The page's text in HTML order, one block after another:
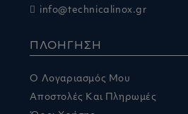
info@technicalinox.gr
ΠΛΟΗΓΗΣΗ
Ο Λογαριασμός Μου
Αποστολές Και Πληρωμές